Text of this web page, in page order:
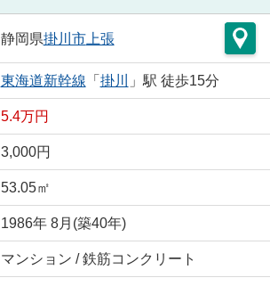
静岡県掛川市上張
東海道新幹線 「 掛川 」駅 徒歩15分
5.4万円
3,000円
53.05㎡
1986年 8月(築40年)
マンション / 鉄筋コンクリート